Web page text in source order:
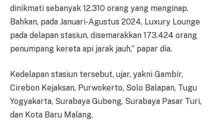
dinikmati sebanyak 12.310 orang yang menginap.
Bahkan, pada Januari-Agustus 2024, Luxury Lounge
pada delapan stasiun, disemarakkan 173.424 orang
penumpang kereta api jarak jauh,” papar dia.
Kedelapan stasiun tersebut, ujar, yakni Gambir,
Cirebon Kejaksan, Purwokerto, Solo Balapan, Tugu
Yogyakarta, Surabaya Gubeng, Surabaya Pasar Turi,
dan Kota Baru Malang.